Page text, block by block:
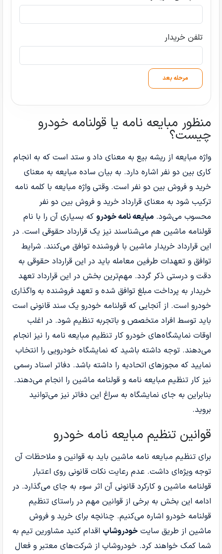
تلفن خریدار
مرحله بعد
منظور مبایعه نامه یا قولنامه خودرو
چیست؟
واژه مبایعه از ریشه بیع به معنای داد و ستد است که به انجام
کاری بین دو نفر اشاره دارد. به بیان ساده مبایعه به معنای
خرید و فروش بین دو نفر است. وقتی واژه مبایعه با کلمه نامه
ترکیب شود به معنای قرارداد خرید و فروش بین دو نفر
محسوب می‌شود. مبایعه نامه خودرو که بسیاری آن را با نام
قولنامه ماشین هم می‌شناسند نیز یک قرارداد حقوقی است. در
این قرارداد خریدار ماشین با فروشنده توافق می‌کنند. شرایط
توافق و تعهدات طرفین معامله باید در این قرارداد حقوقی به
دقت و درستی ذکر گردد. مهم‌ترین بخش در این قرارداد تعهد
خریدار به پرداخت مبلغ توافق شده و تعهد فروشنده به واگذاری
خودرو است. از آنجایی که قولنامه خودرو یک سند قانونی است
باید توسط افراد متخصص و باتجربه تنظیم شود. در اغلب
اوقات نمایشگاه‌های خودرو کار تنظیم مبایعه نامه را نیز انجام
می‌دهند. توجه داشته باشید که نمایشگاه خودرویی را انتخاب
نمایید که مجوزهای اتحادیه را داشته باشد. دفاتر اسناد رسمی
نیز کار تنظیم مبایعه نامه و قولنامه ماشین را انجام می‌دهند.
بنابراین به جای نمایشگاه به سراغ این دفاتر نیز می‌توانید
بروید.
قوانین تنظیم مبایعه نامه خودرو
برای تنظیم مبایعه نامه ماشین باید به قوانین و ملاحظات آن
توجه ویژه‌ای داشت. عدم رعایت نکات قانونی روی اعتبار
قولنامه ماشین و کارکرد قانونی آن اثر سوء به جای می‌گذارد. در
ادامه این بخش به برخی از قوانین مهم در راستای تنظیم
قولنامه خودرو اشاره می‌کنیم. چنانچه برای خرید و فروش
ماشین از طریق سایت خودروشاپ اقدام کنید مشاورین تیم به
شما کمک خواهند کرد. خودروشاپ از شرکت‌های معتبر و فعال